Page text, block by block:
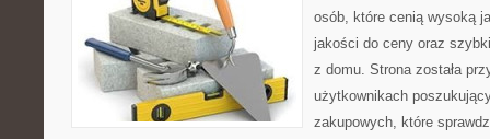
osób, które cenią wysoką
jakości do ceny oraz
z domu. Strona została
użytkownikach
zakupowych, które